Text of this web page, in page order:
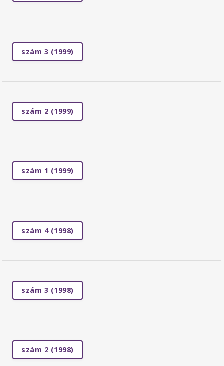
szám 3 (1999)
szám 2 (1999)
szám 1 (1999)
szám 4 (1998)
szám 3 (1998)
szám 2 (1998)